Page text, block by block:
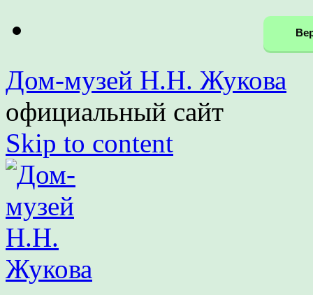
Дом-музей Н.Н. Жукова
официальный сайт
Skip to content